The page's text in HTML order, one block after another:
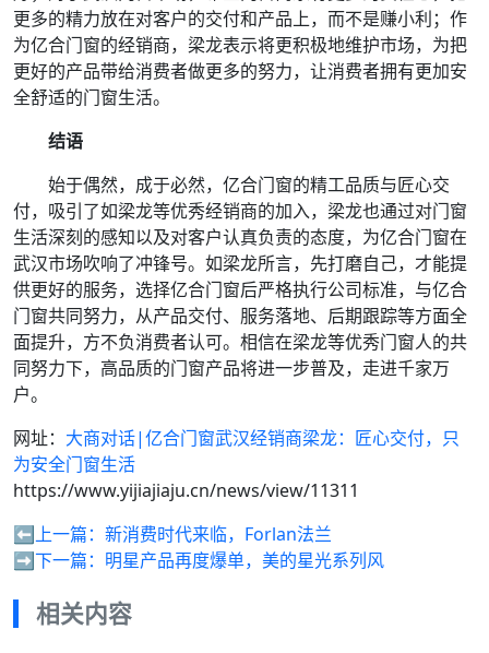
更多的精力放在对客户的交付和产品上，而不是赚小利；作
为亿合门窗的经销商，梁龙表示将更积极地维护市场，为把
更好的产品带给消费者做更多的努力，让消费者拥有更加安
全舒适的门窗生活。
结语
始于偶然，成于必然，亿合门窗的精工品质与匠心交
付，吸引了如梁龙等优秀经销商的加入，梁龙也通过对门窗
生活深刻的感知以及对客户认真负责的态度，为亿合门窗在
武汉市场吹响了冲锋号。如梁龙所言，先打磨自己，才能提
供更好的服务，选择亿合门窗后严格执行公司标准，与亿合
门窗共同努力，从产品交付、服务落地、后期跟踪等方面全
面提升，方不负消费者认可。相信在梁龙等优秀门窗人的共
同努力下，高品质的门窗产品将进一步普及，走进千家万
户。
网址： 大商对话|亿合门窗武汉经销商梁龙：匠心交付，只
为安全门窗生活
https://www.yijiajiaju.cn/news/view/11311
⬅️上一篇： 新消费时代来临，Forlan法兰
➡️下一篇： 明星产品再度爆单，美的星光系列风
相关内容